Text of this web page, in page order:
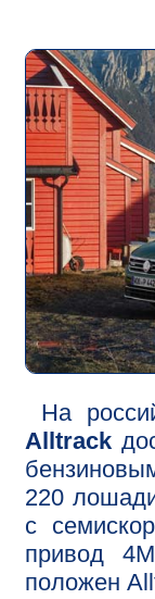
На
Alltrack
220
с
привод
положен